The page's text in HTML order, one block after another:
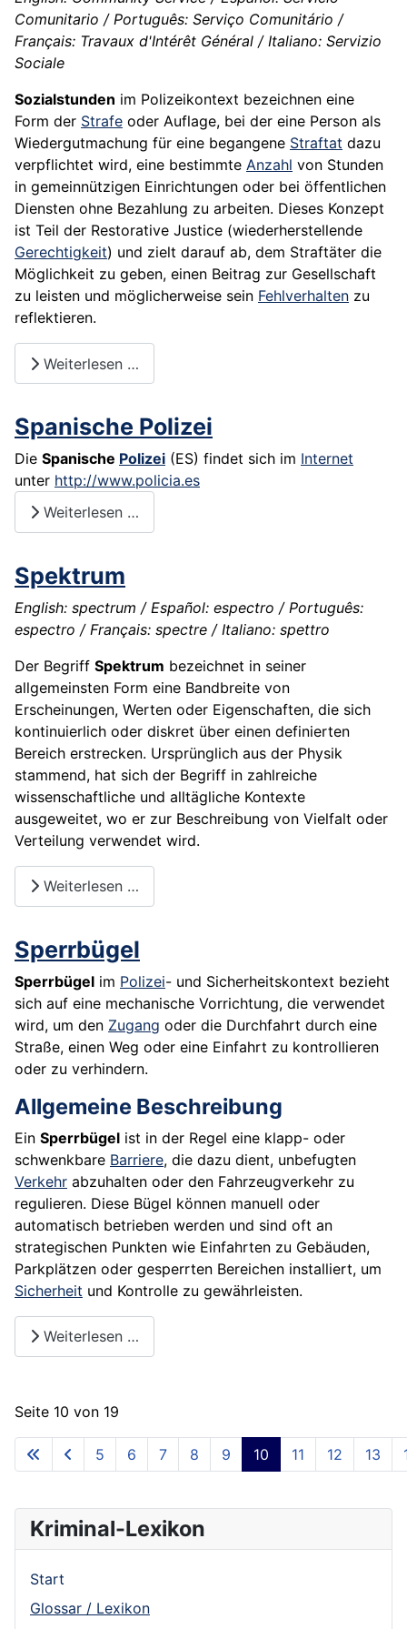
Comunitario / Português: Serviço Comunitário /
Français: Travaux d'Intérêt Général / Italiano: Servizio
Sociale
Sozialstunden im Polizeikontext bezeichnen eine
Form der Strafe oder Auflage, bei der eine Person als
Wiedergutmachung für eine begangene Straftat dazu
verpflichtet wird, eine bestimmte Anzahl von Stunden
in gemeinnützigen Einrichtungen oder bei öffentlichen
Diensten ohne Bezahlung zu arbeiten. Dieses Konzept
ist Teil der Restorative Justice (wiederherstellende
Gerechtigkeit) und zielt darauf ab, dem Straftäter die
Möglichkeit zu geben, einen Beitrag zur Gesellschaft
zu leisten und möglicherweise sein Fehlverhalten zu
reflektieren.
Weiterlesen …
Spanische Polizei
Die Spanische Polizei (ES) findet sich im Internet
unter http://www.policia.es
Weiterlesen …
Spektrum
English: spectrum / Español: espectro / Português:
espectro / Français: spectre / Italiano: spettro
Der Begriff Spektrum bezeichnet in seiner
allgemeinsten Form eine Bandbreite von
Erscheinungen, Werten oder Eigenschaften, die sich
kontinuierlich oder diskret über einen definierten
Bereich erstrecken. Ursprünglich aus der Physik
stammend, hat sich der Begriff in zahlreiche
wissenschaftliche und alltägliche Kontexte
ausgeweitet, wo er zur Beschreibung von Vielfalt oder
Verteilung verwendet wird.
Weiterlesen …
Sperrbügel
Sperrbügel im Polizei- und Sicherheitskontext bezieht
sich auf eine mechanische Vorrichtung, die verwendet
wird, um den Zugang oder die Durchfahrt durch eine
Straße, einen Weg oder eine Einfahrt zu kontrollieren
oder zu verhindern.
Allgemeine Beschreibung
Ein Sperrbügel ist in der Regel eine klapp- oder
schwenkbare Barriere, die dazu dient, unbefugten
Verkehr abzuhalten oder den Fahrzeugverkehr zu
regulieren. Diese Bügel können manuell oder
automatisch betrieben werden und sind oft an
strategischen Punkten wie Einfahrten zu Gebäuden,
Parkplätzen oder gesperrten Bereichen installiert, um
Sicherheit und Kontrolle zu gewährleisten.
Weiterlesen …
Seite 10 von 19
5 6 7 8 9 10 11 12 13
Kriminal-Lexikon
Start
Glossar / Lexikon